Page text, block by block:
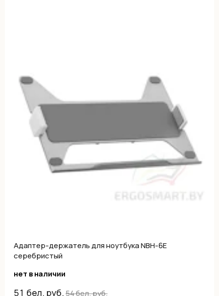
Адаптер-держатель для ноутбука NBH-6E
серебристый
нет в наличии
51 бел. руб.54бел. руб.